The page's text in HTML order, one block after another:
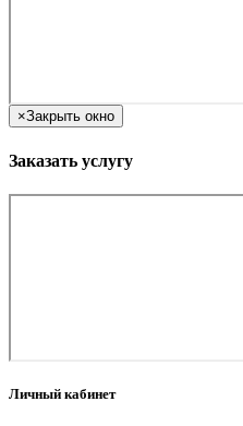
×Закрыть окно
Заказать услугу
Личный кабинет